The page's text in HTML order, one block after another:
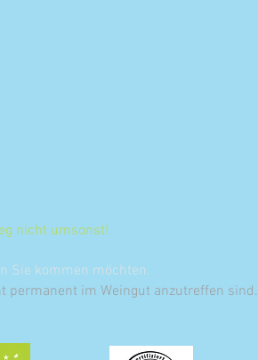
nicht umsonst!
Sie kommen möchten.
permanent im Weingut anzutreffen sind.